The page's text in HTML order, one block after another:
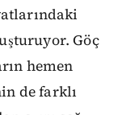
Göç
hemen
de farklı